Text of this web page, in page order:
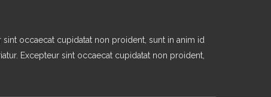
occaecat cupidatat non proident, sunt in anim id
Excepteur sint occaecat cupidatat non proident,